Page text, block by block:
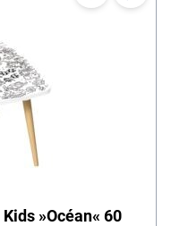
»Océan« 60